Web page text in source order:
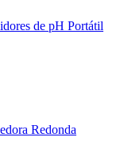
de pH Portátil
Redonda